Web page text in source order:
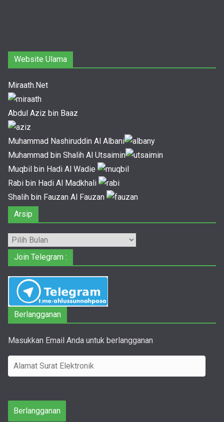
Website Ulama
Miraath.Net
Abdul Aziz bin Baaz
Muhammad Nashiruddin Al Albani
Muhammad bin Shalih Al Utsaimin
Muqbil bin Hadi Al Wadie
Rabi bin Hadi Al Madkhali
Shalih bin Fauzan Al Fauzan
Arsip
Arsip
Join Telegram :
Berlangganan
Masukkan Email Anda untuk berlangganan
l
m
Berlangganan